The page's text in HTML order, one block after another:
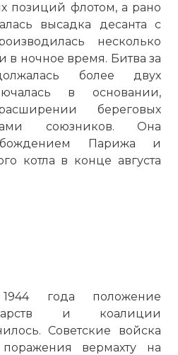
позиций флотом, а рано
высадка десанта с
несколько
в ночное время. Битва за
более двух
в основании,
береговых
союзников. Она
Парижа и
котла в конце августа
года положение
и коалиции
Советские войска
вермахту на